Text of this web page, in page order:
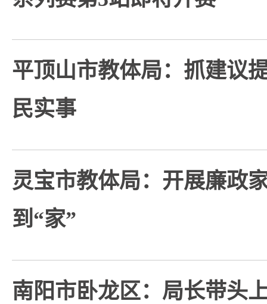
平顶山市教体局：抓建议
民实事
灵宝市教体局：开展廉政
到“家”
南阳市卧龙区：局长带头